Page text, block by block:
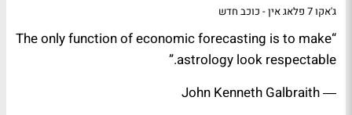
ג'אקו 7 פלאג אין - כוכב חדש
“The only function of economic forecasting is to make
astrology look respectable.”
―
John Kenneth Galbraith